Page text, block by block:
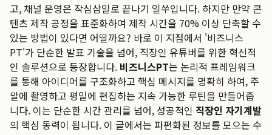
고, 채널 운영은 작심삼일로 끝나기 일쑤입니다. 하지만 만약 콘
텐츠 제작 공정을 표준화하여 제작 시간을 70% 이상 단축할 수
있는 방법이 있다면 어떨까요? 바로 이 지점에서 '비즈니스
PT'가 단순한 발표 기술을 넘어, 직장인 유튜버를 위한 혁신적
인 솔루션으로 등장합니다. 비즈니스PT는 논리적 프레임워크
를 통해 아이디어를 구조화하고 핵심 메시지를 명확히 하여, 주
말에 촬영하고 평일에 편집하는 지속 가능한 루틴을 만들어줍
니다. 이는 단순한 시간 관리를 넘어, 성공적인 직장인 자기계발
의 핵심 동력이 됩니다. 이 글에서는 파편화된 정보를 모으는 수